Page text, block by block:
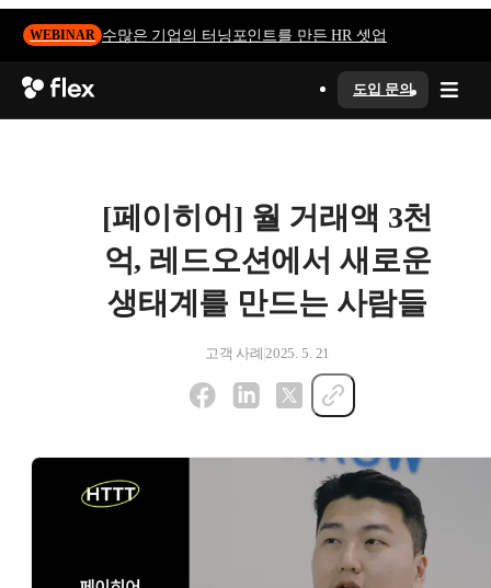
WEBINAR 수많은 기업의 터닝포인트를 만든 HR 셋업
도입 문의
[페이히어] 월 거래액 3천
억, 레드오션에서 새로운
생태계를 만드는 사람들
고객 사례 2025. 5. 21